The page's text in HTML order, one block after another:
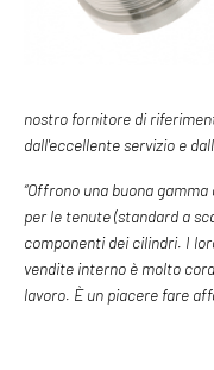
nostro fornitore di
dall'eccellente servizio e
“Offrono una buona
per le tenute (standard a
componenti dei cilindri. I
vendite interno è molto
lavoro. È un piacere fare